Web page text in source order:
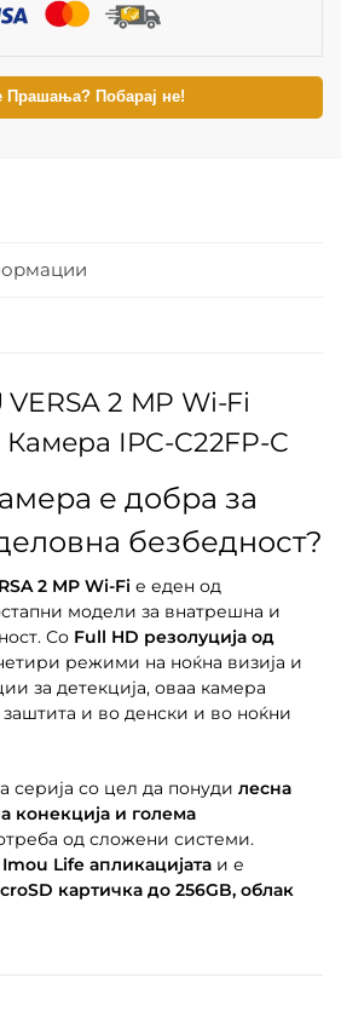
Прашања? Побарај не!
2 MP Wi-Fi
IPC-C22FP-C
е добра за
безбедност?
2 MP Wi-Fi е еден од
модели за внатрешна и
Со Full HD резолуција од
режими на ноќна визија и
за детекција, оваа камера
и во денски и во ноќни
серија со цел да понуди лесна
конекција и голема
од сложени системи.
Imou Life апликацијата и е
картичка до 256GB, облак